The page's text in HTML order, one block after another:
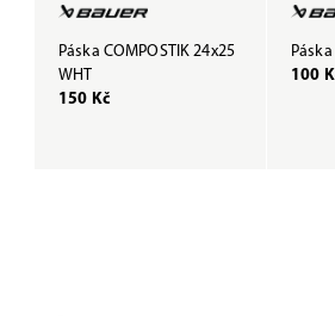
Páska COMPOSTIK 24x25
WHT
150 Kč
100